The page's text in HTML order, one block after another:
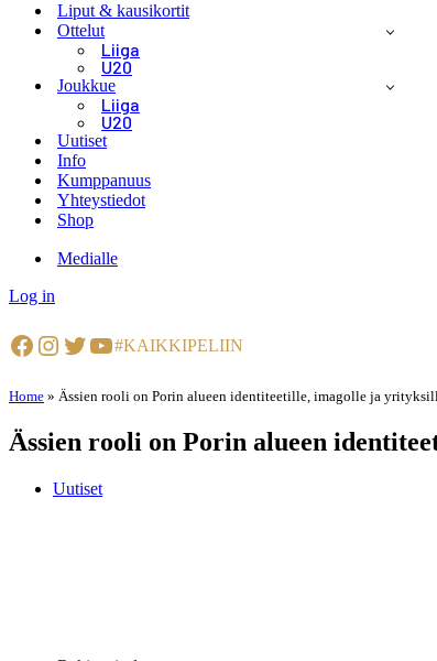
Liput & kausikortit
Ottelut
Liiga
U20
Joukkue
Liiga
U20
Uutiset
Info
Kumppanuus
Yhteystiedot
Shop
Medialle
Log in
Facebook
Instagram
Twitter
YouTube
#KAIKKIPELIIN
Home » Ässien rooli on Porin alueen identiteetille, imagolle ja
Ässien rooli on Porin alueen
Uutiset